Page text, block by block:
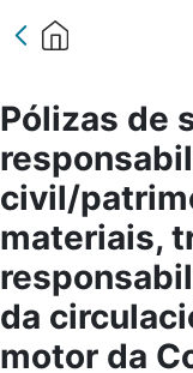
Pólizas de
civil/
materiais,
da
motor da